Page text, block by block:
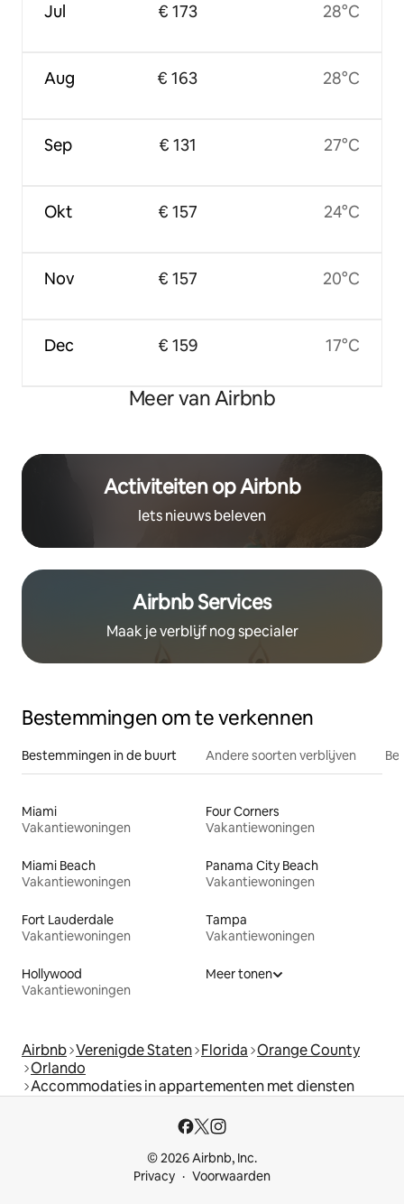
Jul
Aug
Sep
Okt
Nov
Dec
€ 173
€ 163
€ 131
€ 157
€ 157
€ 159
28°C
28°C
27°C
24°C
20°C
17°C
Meer van Airbnb
Activiteiten op Airbnb
Iets nieuws beleven
Airbnb Services
Maak je verblijf nog specialer
Bestemmingen om te verkennen
Bestemmingen in de buurt Andere soorten verblijven
Miami
Vakantiewoningen
Four Corners
Vakantiewoningen
Miami Beach
Vakantiewoningen
Panama City Beach
Vakantiewoningen
Fort Lauderdale
Vakantiewoningen
Tampa
Vakantiewoningen
Hollywood
Vakantiewoningen
Meer tonen
Airbnb Verenigde Staten Florida Orange County
Orlando
Accommodaties in appartementen met diensten
© 2026 Airbnb, Inc.
Privacy
Voorwaarden